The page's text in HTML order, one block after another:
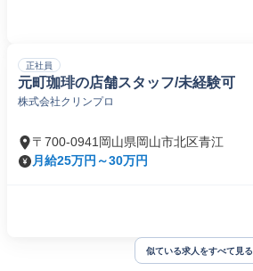
正社員
元町珈琲の店舗スタッフ/未経験可
株式会社クリンプロ
〒700-0941岡山県岡山市北区青江
月給25万円～30万円
似ている求人をすべて見る